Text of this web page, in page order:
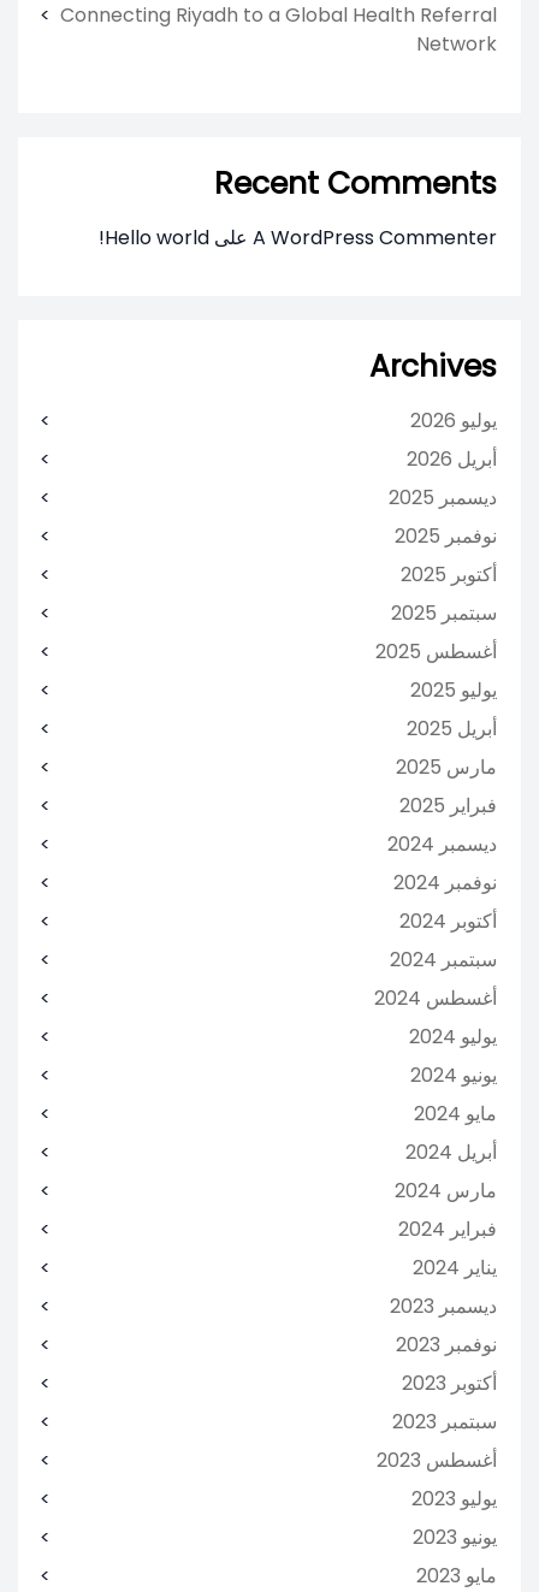
Connecting Riyadh to a Global Health Referral
Network
Recent Comments
A WordPress Commenter على Hello world!
Archives
يوليو 2026
أبريل 2026
ديسمبر 2025
نوفمبر 2025
أكتوبر 2025
سبتمبر 2025
أغسطس 2025
يوليو 2025
أبريل 2025
مارس 2025
فبراير 2025
ديسمبر 2024
نوفمبر 2024
أكتوبر 2024
سبتمبر 2024
أغسطس 2024
يوليو 2024
يونيو 2024
مايو 2024
أبريل 2024
مارس 2024
فبراير 2024
يناير 2024
ديسمبر 2023
نوفمبر 2023
أكتوبر 2023
سبتمبر 2023
أغسطس 2023
يوليو 2023
يونيو 2023
مايو 2023